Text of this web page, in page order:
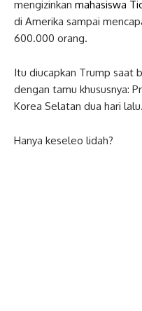
mengizinkan mahasiswa
di Amerika sampai
600.000 orang.
Itu diucapkan Trump saat
dengan tamu khususnya:
Korea Selatan dua hari lalu.
Hanya keseleo lidah?